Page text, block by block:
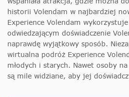
historii Volendam w najbardziej
Experience Volendam
odwiedzającym doświadczenie
naprawdę wyjątkowy sposób.
wirtualna podróż Experience
młodych i starych. Nawet osoby
są mile widziane, aby jej